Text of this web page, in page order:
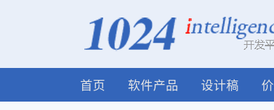
首页 软件产品 设计稿